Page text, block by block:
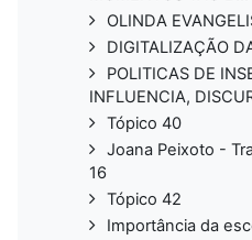
OLINDA
DIGITALIZAÇÃO
POLITICAS DE
INFLUENCIA,
Tópico 40
Joana Peixoto -
16
Tópico 42
Importância da